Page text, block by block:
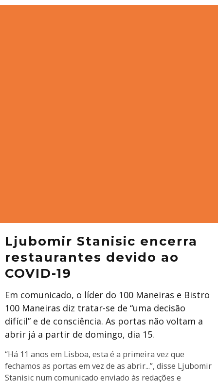
Ljubomir Stanisic encerra
restaurantes devido ao
COVID-19
Em comunicado, o líder do 100 Maneiras e Bistro
100 Maneiras diz tratar-se de “uma decisão
difícil” e de consciência. As portas não voltam a
abrir já a partir de domingo, dia 15.
“Há 11 anos em Lisboa, esta é a primeira vez que
fechamos as portas em vez de as abrir...”, disse Ljubomir
Stanisic num comunicado enviado às redações e